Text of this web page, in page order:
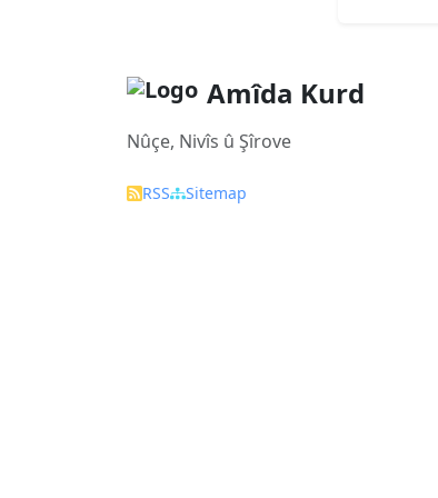
Amîda Kurd
Nûçe, Nivîs û Şîrove
RSS Sitemap